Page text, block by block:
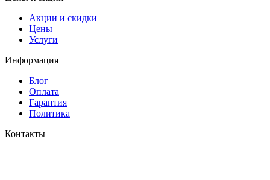
Акции и скидки
Цены
Услуги
Информация
Блог
Оплата
Гарантия
Политика
Контакты